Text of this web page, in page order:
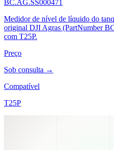
BC.AG.SS000471
Medidor de nível de líquido do
original DJI Agras (PartNumber
com T25P.
Preço
Sob consulta →
Compatível
T25P